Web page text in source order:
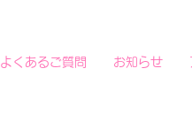
よくあるご質問 お知らせ